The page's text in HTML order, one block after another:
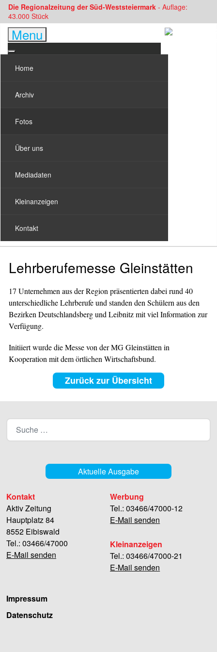
Die Regionalzeitung der Süd-Weststeiermark - Auflage:
43.000 Stück
Menu
Home
Archiv
Fotos
Über uns
Mediadaten
Kleinanzeigen
Kontakt
Lehrberufemesse Gleinstätten
17 Unternehmen aus der Region präsentierten dabei rund 40
unterschiedliche Lehrberufe und standen den Schülern aus den
Bezirken Deutschlandsberg und Leibnitz mit viel Information zur
Verfügung.
Initiiert wurde die Messe von der MG Gleinstätten in
Kooperation mit dem örtlichen Wirtschaftsbund.
Zurück zur Übersicht
Aktuelle Ausgabe
Kontakt
Aktiv Zeitung
Hauptplatz 84
8552 Eibiswald
Tel.: 03466/47000
E-Mail senden
Werbung
Tel.: 03466/47000-12
E-Mail senden
Kleinanzeigen
Tel.: 03466/47000-21
E-Mail senden
Impressum
Datenschutz